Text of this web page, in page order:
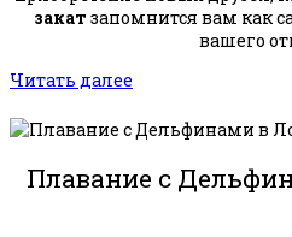
закат запомнится вам как
вашего
Читать далее
Плавание с